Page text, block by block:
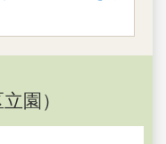
園）